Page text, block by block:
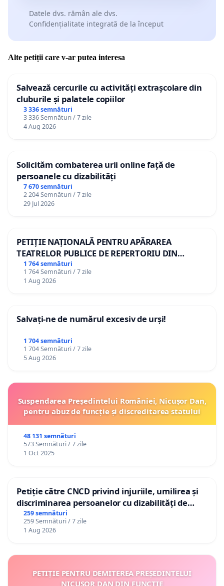
Datele dvs. rămân ale dvs.
Confidențialitate integrată de la început
Alte petiții care v-ar putea interesa
Salvează cercurile cu activități extrașcolare din
cluburile și palatele copiilor
3 336 semnături
3 336 Semnături / 7 zile
4 Aug 2026
Solicităm combaterea urii online față de
persoanele cu dizabilități
7 670 semnături
2 204 Semnături / 7 zile
29 Jul 2026
PETIȚIE NAȚIONALĂ PENTRU APĂRAREA
TEATRELOR PUBLICE DE REPERTORIU DIN
ROMÂNIA
1 764 semnături
1 764 Semnături / 7 zile
1 Aug 2026
Salvați-ne de numărul excesiv de urși!
1 704 semnături
1 704 Semnături / 7 zile
5 Aug 2026
Suspendarea Președintelui României, Nicușor Dan,
pentru abuz de funcție și discreditarea statului
48 131 semnături
573 Semnături / 7 zile
1 Oct 2025
Petiție către CNCD privind injuriile, umilirea și
discriminarea persoanelor cu dizabilități de
către utilizatorul TikTok „Gorici”
259 semnături
259 Semnături / 7 zile
1 Aug 2026
PETIȚIE PENTRU DEMITEREA PREȘEDINTELUI
NICUȘOR DAN DIN FUNCȚIE